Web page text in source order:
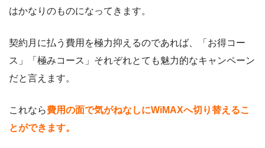
はかなりのものになってきます。
契約月に払う費用を極力抑えるのであれば、「お得コー
ス」「極みコース」それぞれとても魅力的なキャンペーン
だと言えます。
これなら費用の面で気がねなしにWiMAXへ切り替えるこ
とができます。